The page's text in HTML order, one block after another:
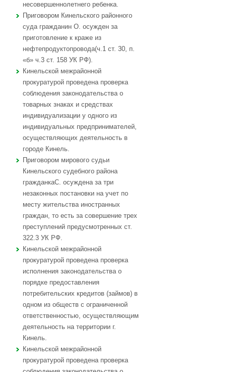
несовершеннолетнего ребенка.
Приговором Кинельского районного
суда гражданин О. осужден за
приготовление к краже из
нефтепродуктопровода(ч.1 ст. 30, п.
«б» ч.3 ст. 158 УК РФ).
Кинельской межрайонной
прокуратурой проведена проверка
соблюдения законодательства о
товарных знаках и средствах
индивидуализации у одного из
индивидуальных предпринимателей,
осуществляющих деятельность в
городе Кинель.
Приговором мирового судьи
Кинельского судебного района
гражданкаС. осуждена за три
незаконных постановки на учет по
месту жительства иностранных
граждан, то есть за совершение трех
преступлений предусмотренных ст.
322.3 УК РФ.
Кинельской межрайонной
прокуратурой проведена проверка
исполнения законодательства о
порядке предоставления
потребительских кредитов (займов) в
одном из обществ с ограниченной
ответственностью, осуществляющим
деятельность на территории г.
Кинель.
Кинельской межрайонной
прокуратурой проведена проверка